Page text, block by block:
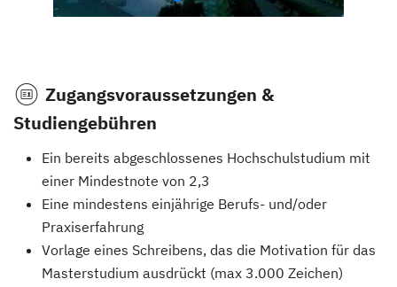
Zugangsvoraussetzungen &
Studiengebühren
Ein bereits abgeschlossenes Hochschulstudium mit
einer Mindestnote von 2,3
Eine mindestens einjährige Berufs- und/oder
Praxiserfahrung
Vorlage eines Schreibens, das die Motivation für das
Masterstudium ausdrückt (max 3.000 Zeichen)